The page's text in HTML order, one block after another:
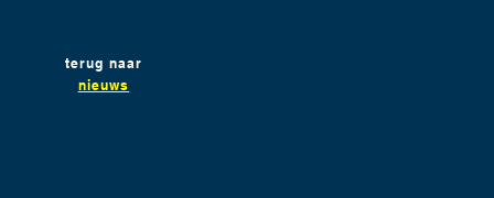
terug naar
nieuws